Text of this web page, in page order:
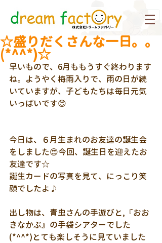
☆盛りだくさんな一日。。
(*^^*)☆
早いもので、6月ももうすぐ終わります
ね。ようやく梅雨入りで、雨の日が続
いていますが、子どもたちは毎日元気
いっぱいです😊
今日は、６月生まれのお友達の誕生会
をしました😍今回、誕生日を迎えたお
友達です☆
誕生カードの写真を見て、にっこり笑
顔でしたよ♪
出し物は、青虫さんの手遊びと,『おお
きなかぶ』の手袋シアターでした
(*^^*)とても楽しそうに見ていました